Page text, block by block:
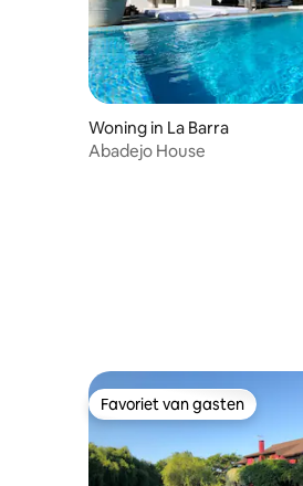
Woning in La Barra
Abadejo House
Favoriet van gasten
Favoriet van gasten